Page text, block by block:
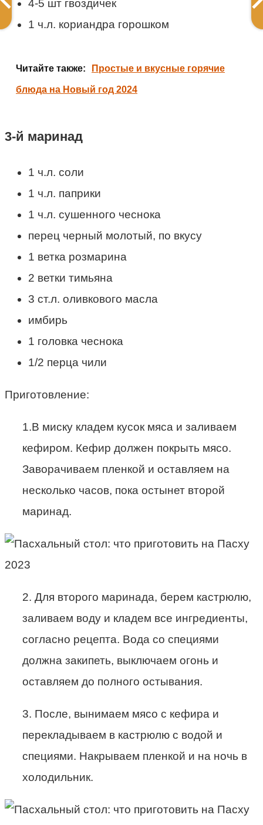
4-5 шт гвоздичек
1 ч.л. кориандра горошком
Читайте также: Простые и вкусные горячие
блюда на Новый год 2024
3-й маринад
1 ч.л. соли
1 ч.л. паприки
1 ч.л. сушенного чеснока
перец черный молотый, по вкусу
1 ветка розмарина
2 ветки тимьяна
3 ст.л. оливкового масла
имбирь
1 головка чеснока
1/2 перца чили
Приготовление:
1.В миску кладем кусок мяса и заливаем
кефиром. Кефир должен покрыть мясо.
Заворачиваем пленкой и оставляем на
несколько часов, пока остынет второй
маринад.
2. Для второго маринада, берем кастрюлю,
заливаем воду и кладем все ингредиенты,
согласно рецепта. Вода со специями
должна закипеть, выключаем огонь и
оставляем до полного остывания.
3. После, вынимаем мясо с кефира и
перекладываем в кастрюлю с водой и
специями. Накрываем пленкой и на ночь в
холодильник.